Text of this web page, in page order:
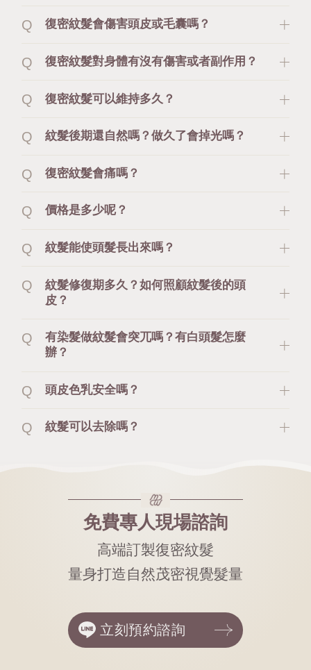
復密紋髮會傷害頭皮或毛囊嗎？
復密紋髮對身體有沒有傷害或者副作用？
復密紋髮可以維持多久？
紋髮後期還自然嗎？做久了會掉光嗎？
復密紋髮會痛嗎？
價格是多少呢？
紋髮能使頭髮長出來嗎？
紋髮修復期多久？如何照顧紋髮後的頭
皮？
有染髮做紋髮會突兀嗎？有白頭髮怎麼
辦？
頭皮色乳安全嗎？
紋髮可以去除嗎？
免費專人現場諮詢
高端訂製復密紋髮
量身打造自然茂密視覺髮量
立刻預約諮詢